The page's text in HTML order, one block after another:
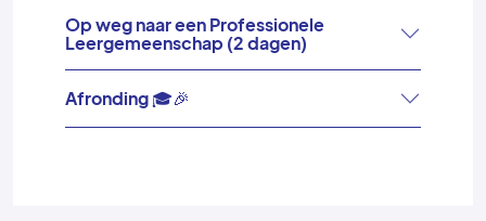
Op weg naar een Professionele
Leergemeenschap (2 dagen)
Afronding 🎓🎉